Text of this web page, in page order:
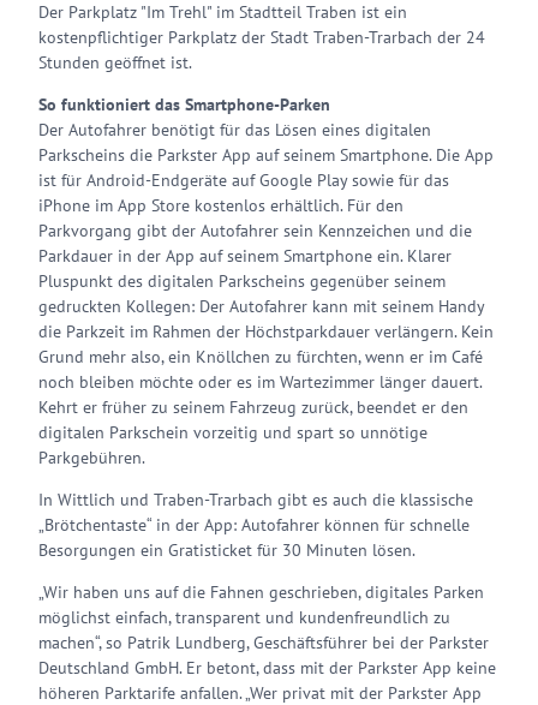
Der Parkplatz "Im Trehl" im Stadtteil Traben ist ein
kostenpflichtiger Parkplatz der Stadt Traben-Trarbach der 24
Stunden geöffnet ist.
So funktioniert das Smartphone-Parken
Der Autofahrer benötigt für das Lösen eines digitalen
Parkscheins die Parkster App auf seinem Smartphone. Die App
ist für Android-Endgeräte auf Google Play sowie für das
iPhone im App Store kostenlos erhältlich. Für den
Parkvorgang gibt der Autofahrer sein Kennzeichen und die
Parkdauer in der App auf seinem Smartphone ein. Klarer
Pluspunkt des digitalen Parkscheins gegenüber seinem
gedruckten Kollegen: Der Autofahrer kann mit seinem Handy
die Parkzeit im Rahmen der Höchstparkdauer verlängern. Kein
Grund mehr also, ein Knöllchen zu fürchten, wenn er im Café
noch bleiben möchte oder es im Wartezimmer länger dauert.
Kehrt er früher zu seinem Fahrzeug zurück, beendet er den
digitalen Parkschein vorzeitig und spart so unnötige
Parkgebühren.
In Wittlich und Traben-Trarbach gibt es auch die klassische
„Brötchentaste“ in der App: Autofahrer können für schnelle
Besorgungen ein Gratisticket für 30 Minuten lösen.
„Wir haben uns auf die Fahnen geschrieben, digitales Parken
möglichst einfach, transparent und kundenfreundlich zu
machen“, so Patrik Lundberg, Geschäftsführer bei der Parkster
Deutschland GmbH. Er betont, dass mit der Parkster App keine
höheren Parktarife anfallen. „Wer privat mit der Parkster App